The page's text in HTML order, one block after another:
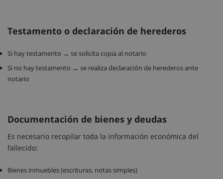
Testamento o declaración de herederos
Si hay testamento → se solicita copia al notario
Si no hay testamento → se realiza declaración de herederos ante
notario
Documentación de bienes y deudas
Es necesario recopilar toda la información económica del
fallecido:
Bienes inmuebles (escrituras, notas simples)